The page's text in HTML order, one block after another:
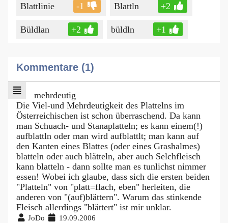
Blattlinie -1 Blattln +2
Büldlan +2 büldln +1
Kommentare (1)
mehrdeutig
Die Viel-und Mehrdeutigkeit des Plattelns im
Österreichischen ist schon überraschend. Da kann
man Schuach- und Stanaplatteln; es kann einem(!)
aufblattln oder man wird aufblattlt; man kann auf
den Kanten eines Blattes (oder eines Grashalmes)
blatteln oder auch blätteln, aber auch Selchfleisch
kann blatteln - dann sollte man es tunlichst nimmer
essen! Wobei ich glaube, dass sich die ersten beiden
"Platteln" von "platt=flach, eben" herleiten, die
anderen von "(auf)blättern". Warum das stinkende
Fleisch allerdings "blättert" ist mir unklar.
JoDo 19.09.2006